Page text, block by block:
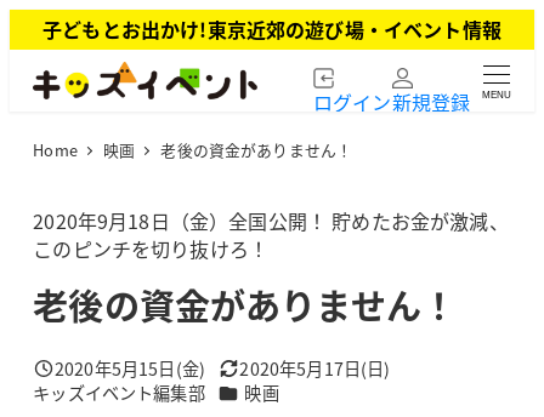
イ
子どもとお出かけ!東京近郊の遊び場・イベント情報
ログイン新規登録 MENU
Home 映画 老後の資金がありません！
2020年9月18日（金）全国公開！ 貯めたお金が激減、
このピンチを切り抜けろ！
老後の資金がありません！
投稿日
2020年5月15日(金) 更新日
2020年5月17日(日)
著
キッズイベント編集部 カテゴリー
映画